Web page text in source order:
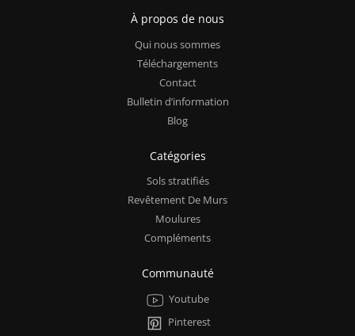
À propos de nous
Qui nous sommes
Téléchargements
Contact
Bulletin d’information
Blog
Catégories
Sols stratifiés
Revêtement De Murs
Moulures
Compléments
Communauté
Youtube
Pinterest